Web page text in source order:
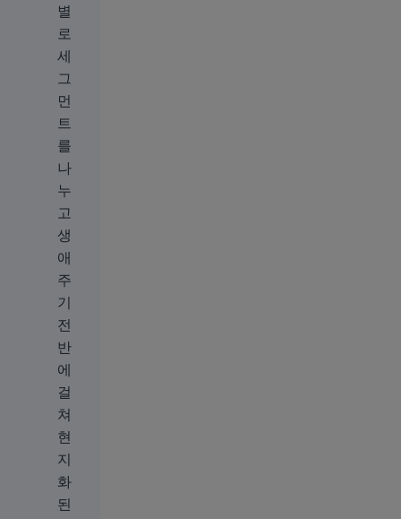
별
로
세
그
먼
트
를
나
누
고
생
애
주
기
전
반
에
걸
쳐
현
지
화
된